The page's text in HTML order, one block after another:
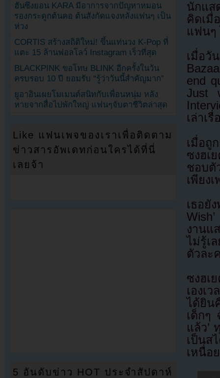
นักแส
คิดเมื่
แฟนๆ
เมื่อ
end
Just
เล่าเ
เมื่อถู
ซงฮเ
ชอบตั
เพียง
เธอยั
งานแ
ไม่รู้เ
ตัวละ
ซงฮเ
เองเ
ได้ยิน
เด็กๆ
แล้ว’
เป็นส
เหนื่อ
ฮันซึงยอน KARA มีอาการจากปัญหาหมอน
รองกระดูกต้นคอ ต้นสังกัดแจงหลังแฟนๆ เป็น
ห่วง
CORTIS สร้างสถิติใหม่! ขึ้นแท่นวง K-Pop ที่
แตะ 15 ล้านฟอลโลว์ Instagram เร็วที่สุด
BLACKPINK ขอโทษ BLINK อีกครั้งในวัน
ครบรอบ 10 ปี ยอมรับ “รู้ว่าวันนี้สำคัญมาก”
ยูอาอินเผยโมเมนต์สนิทกับเพื่อนหนุ่ม หลัง
หายจากสื่อไปพักใหญ่ แฟนๆจับตาชีวิตล่าสุด
Like แฟนเพจของเราเพื่อติดตาม
ข่าวสารอัพเดทก่อนใครได้ที่นี่
เลยจ้า
5 อันดับข่าว HOT ประจำสัปดาห์